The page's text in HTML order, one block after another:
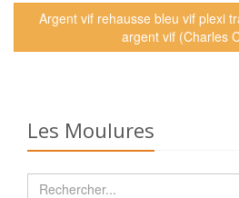
Argent vif rehausse bleu vif plexi
argent vif (Charles
Les Moulures